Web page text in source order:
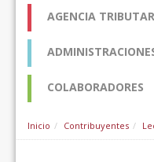
AGENCIA
COLABORADORES
Inicio Contribuyentes